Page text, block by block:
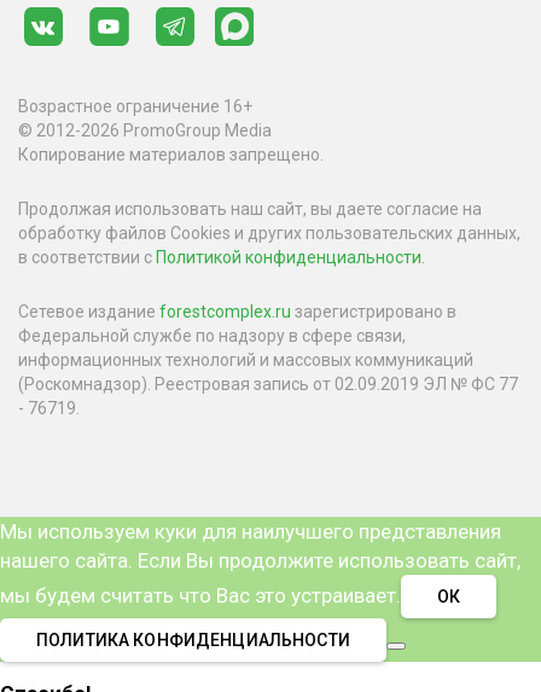
Возрастное ограничение 16+
© 2012-2026 PromoGroup Media
Копирование материалов запрещено.
Продолжая использовать наш сайт, вы даете согласие на
обработку файлов Cookies и других пользовательских данных,
в соответствии с Политикой конфиденциальности
Сетевое издание forestcomplex.ru зарегистрировано в
Федеральной службе по надзору в сфере связи,
информационных технологий и массовых коммуникаций
(Роскомнадзор). Реестровая запись от 02.09.2019 ЭЛ № ФС 77
- 76719.
Мы используем куки для наилучшего представления
нашего сайта. Если Вы продолжите использовать сайт,
мы будем считать что Вас это устраивает.
ОК
ПОЛИТИКА КОНФИДЕНЦИАЛЬНОСТИ